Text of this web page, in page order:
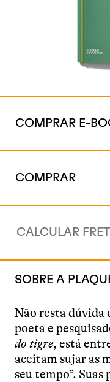
COMPRAR E-
COMPRAR
SOBRE A
Não resta dúvida
poeta e
do tigre, está
aceitam sujar as
seu tempo”. Suas